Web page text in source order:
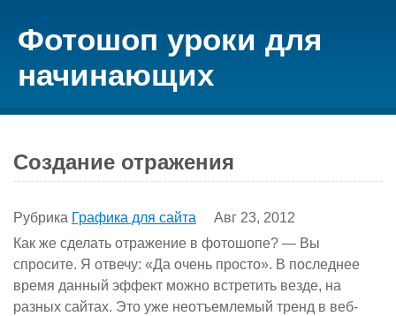
Фотошоп уроки для
начинающих
Создание отражения
Рубрика Графика для сайта
Авг 23, 2012
Как же сделать отражение в фотошопе? — Вы
спросите. Я отвечу: «Да очень просто». В последнее
время данный эффект можно встретить везде, на
разных сайтах. Это уже неотъемлемый тренд в веб-